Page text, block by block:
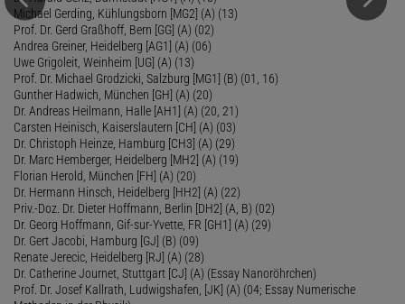
Michael Gerding, Kühlungsborn [MG2] (A) (13)
Prof. Dr. Gerd Graßhoff, Bern [GG] (A) (02)
Andrea Greiner, Heidelberg [AG1] (A) (06)
Uwe Grigoleit, Weinheim [UG] (A) (13)
Prof. Dr. Michael Grodzicki, Salzburg [MG1] (B) (01, 16)
Gunther Hadwich, München [GH] (A) (20)
Dr. Andreas Heilmann, Halle [AH1] (A) (20, 21)
Carsten Heinisch, Kaiserslautern [CH] (A) (03)
Dr. Christoph Heinze, Hamburg [CH3] (A) (29)
Dr. Marc Hemberger, Heidelberg [MH2] (A) (19)
Florian Herold, München [FH] (A) (20)
Dr. Hermann Hinsch, Heidelberg [HH2] (A) (22)
Priv.-Doz. Dr. Dieter Hoffmann, Berlin [DH2] (A, B) (02)
Dr. Georg Hoffmann, Gif-sur-Yvette, FR [GH1] (A) (29)
Dr. Gert Jacobi, Hamburg [GJ] (B) (09)
Renate Jerecic, Heidelberg [RJ] (A) (28)
Dr. Catherine Journet, Stuttgart [CJ] (A) (Essay Nanoröhrchen)
Prof. Dr. Josef Kallrath, Ludwigshafen, [JK] (A) (04; Essay Numerische